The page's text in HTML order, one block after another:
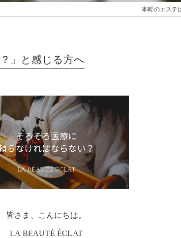
本町のエステ
」と感じる方へ
皆さま、こんにちは。
LA BEAUTÉ ÉCLAT